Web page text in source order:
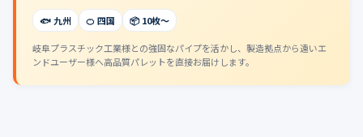
🐟 九州 🍊 四国 📦 10枚〜
岐阜プラスチック工業様との強固なパイプを活かし、製造拠点から遠いエ
ンドユーザー様へ高品質パレットを直接お届けします。